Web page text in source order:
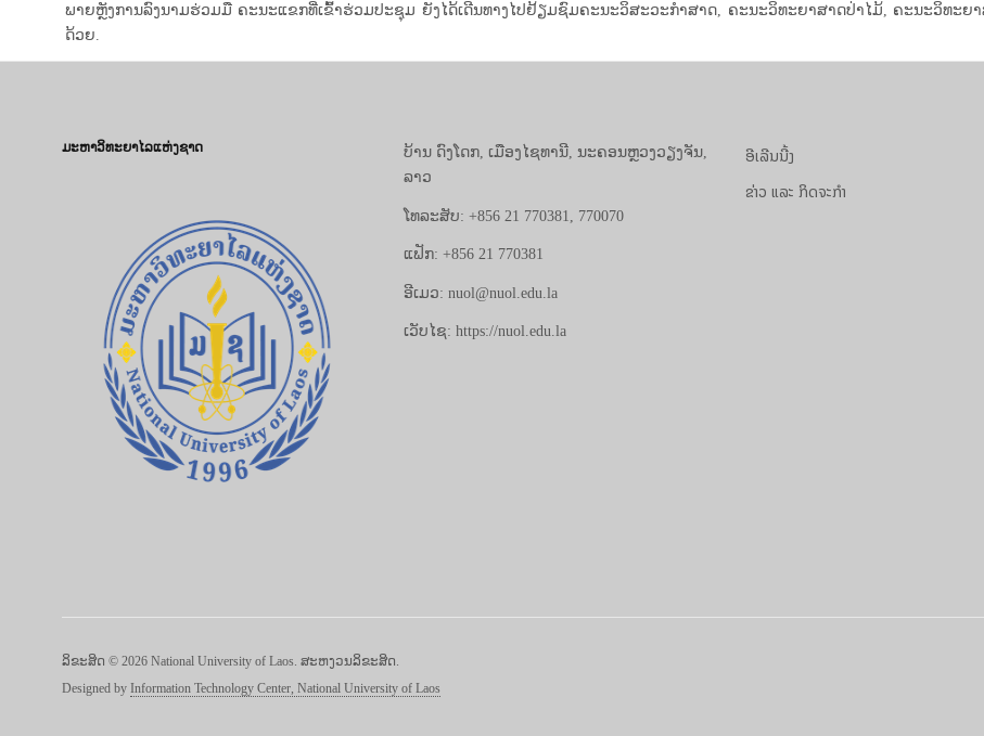
ພາຍຫຼັງການລົງນາມຮ່ວມມື ຄະນະແຂກທີ່ເຂົ້າຮ່ວມປະຊຸມ ຍັງໄດ້ເດີນທາງໄປຢ້ຽມຊົມຄະນະວິສະວະກຳສາດ, ຄະນະວິທະຍາສາດປ່າໄມ້, ຄະນະວິທະ
ດ້ວຍ.
ມະຫາວິທະຍາໄລແຫ່ງຊາດ
ບ້ານ ດົງໂດກ, ເມືອງໄຊທານີ, ນະຄອນຫຼວງວຽງຈັນ,
ລາວ
ໂທລະສັບ: +856 21 770381, 770070
ແຟັກ: +856 21 770381
ອີເມວ: nuol@nuol.edu.la
ເວັບໄຊ: https://nuol.edu.la
ອີເລີນນີ້ງ
ຂ່າວ ແລະ ກິດຈະກຳ
ລິຂະສິດ © 2026 National University of Laos. ສະຫງວນລິຂະສິດ.
Designed by Information Technology Center, National University of Laos